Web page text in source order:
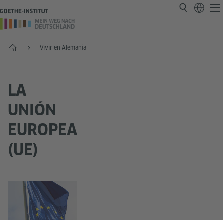
Inicio Vivir en Alemania
LA
UNIÓN
EUROPEA
(UE)